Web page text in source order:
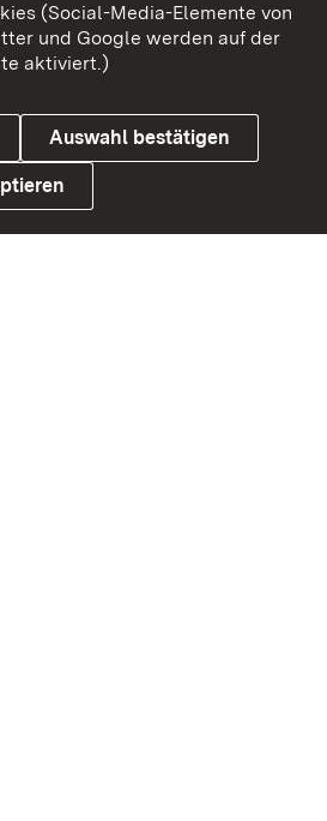
Barrierefreiheit
Cookies
(Social-Media-Elemente von
und Google werden auf der
aktiviert.)
Auswahl bestätigen